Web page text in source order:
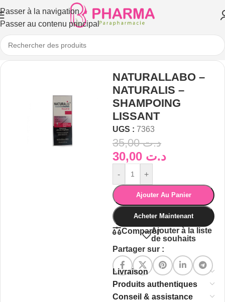
Passer à la navigation
Passer au contenu principal
NATURALLABO –
NATURALIS –
SHAMPOING
LISSANT
UGS : 7363
د.ت35,00
د.ت
- +
Ajouter Au Panier
Acheter Maintenant
ComparerAjouter à la liste
de souhaits
Partager sur :
Livraison
Produits authentiques
Conseil & assistance